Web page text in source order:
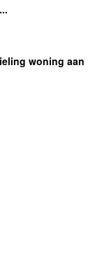
woning aan